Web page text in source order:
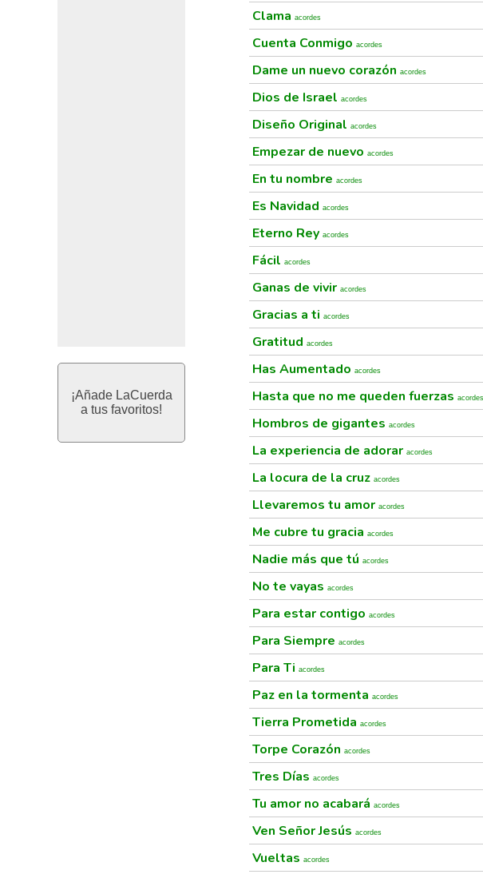
¡Añade LaCuerda
a tus favoritos!
Clama acordes
Cuenta Conmigo acordes
Dame un nuevo corazón acordes
Dios de Israel acordes
Diseño Original acordes
Empezar de nuevo acordes
En tu nombre acordes
Es Navidad acordes
Eterno Rey acordes
Fácil acordes
Ganas de vivir acordes
Gracias a ti acordes
Gratitud acordes
Has Aumentado acordes
Hasta que no me queden fuerzas acordes
Hombros de gigantes acordes
La experiencia de adorar acordes
La locura de la cruz acordes
Llevaremos tu amor acordes
Me cubre tu gracia acordes
Nadie más que tú acordes
No te vayas acordes
Para estar contigo acordes
Para Siempre acordes
Para Ti acordes
Paz en la tormenta acordes
Tierra Prometida acordes
Torpe Corazón acordes
Tres Días acordes
Tu amor no acabará acordes
Ven Señor Jesús acordes
Vueltas acordes